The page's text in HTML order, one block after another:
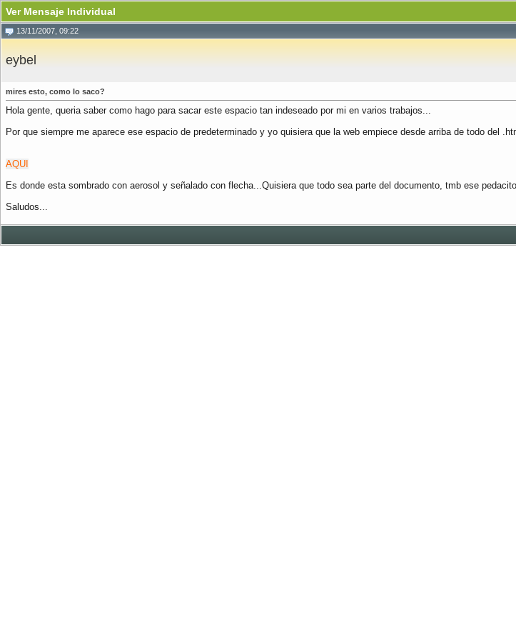
Ver Mensaje Individual
13/11/2007, 09:22
eybel
mires esto, como lo saco?
Hola gente, queria saber como hago para sacar este espacio tan indeseado por mi en varios trabajos...
Por que siempre me aparece ese espacio de predeterminado y yo quisiera que la web empiece desde arriba de todo del
AQUI
Es donde esta sombrado con aerosol y señalado con flecha...Quisiera que todo sea parte del documento, tmb ese
Saludos...